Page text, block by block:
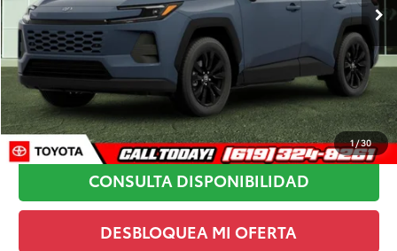
1/30
Less
MSRP: $41,228
HACER CLIC PARA LLAMAR
CONSULTA DISPONIBILIDAD
DESBLOQUEA MI OFERTA